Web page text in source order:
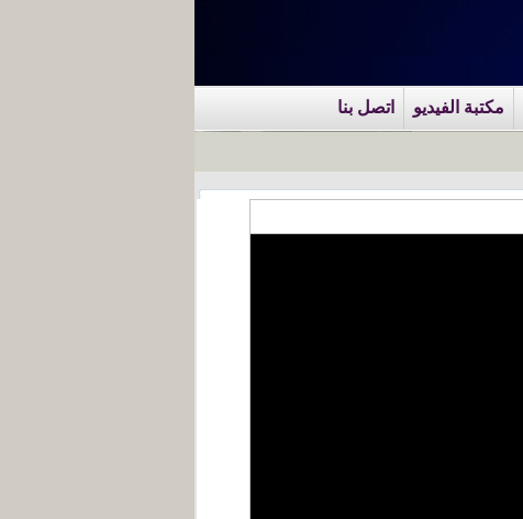
مكتبة الفيديو اتصل بنا